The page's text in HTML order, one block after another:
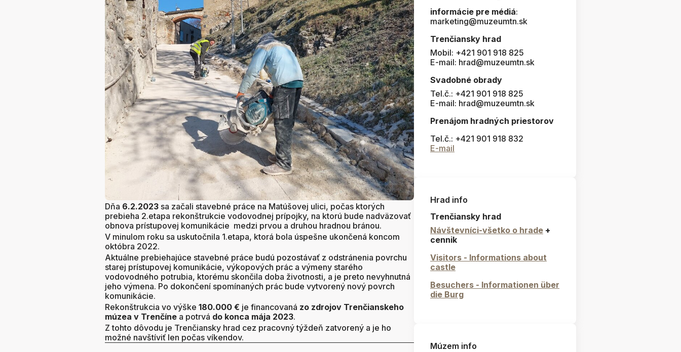
Dňa 6.2.2023 sa začali stavebné práce na Matúšovej ulici, počas ktorých
prebieha 2.etapa rekonštrukcie vodovodnej prípojky, na ktorú bude nadväzovať
obnova prístupovej komunikácie medzi prvou a druhou hradnou bránou.
V minulom roku sa uskutočnila 1.etapa, ktorá bola úspešne ukončená koncom
októbra 2022.
Aktuálne prebiehajúce stavebné práce budú pozostávať z odstránenia povrchu
starej prístupovej komunikácie, výkopových prác a výmeny starého
vodovodného potrubia, ktorému skončila doba životnosti, a je preto nevyhnutná
jeho výmena. Po dokončení spomínaných prác bude vytvorený nový povrch
komunikácie.
Rekonštrukcia vo výške 180.000 € je financovaná zo zdrojov Trenčianskeho
múzea v Trenčíne a potrvá do konca mája 2023.
Z tohto dôvodu je Trenčiansky hrad cez pracovný týždeň zatvorený a je ho
možné navštíviť len počas víkendov.
informácie pre médiá:
marketing@muzeumtn.sk
Trenčiansky hrad
Mobil: +421 901 918 825
E-mail: hrad@muzeumtn.sk
Svadobné obrady
Tel.č.: +421 901 918 825
E-mail: hrad@muzeumtn.sk
Prenájom hradných priestorov
Tel.č.: +421 901 918 832
E-mail
Hrad info
Trenčiansky hrad
Návštevníci-všetko o hrade +
cennik
Visitors - Informations about
castle
Besuchers - Informationen über
die Burg
Múzem info